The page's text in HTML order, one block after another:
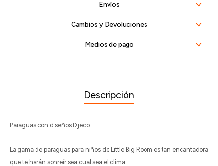
Envíos
Cambios y Devoluciones
Medios de pago
Descripción
Paraguas con diseños Djeco
La gama de paraguas para niños de Little Big Room es tan encantadora
que te harán sonreír sea cual sea el clima.